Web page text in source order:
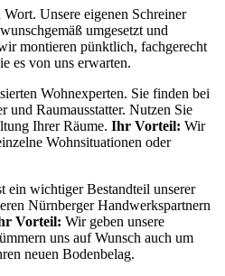
Unsere eigenen Schreiner
umgesetzt und
montieren pünktlich, fachgerecht
es von uns erwarten.
Wohnexperten. Sie finden bei
und Raumausstatter. Nutzen Sie
Ihrer Räume. Ihr Vorteil: Wir
Wohnsituationen oder
ein wichtiger Bestandteil unserer
Nürnberger Handwerkspartnern
Vorteil: Wir geben unsere
uns auf Wunsch auch um
neuen Bodenbelag.